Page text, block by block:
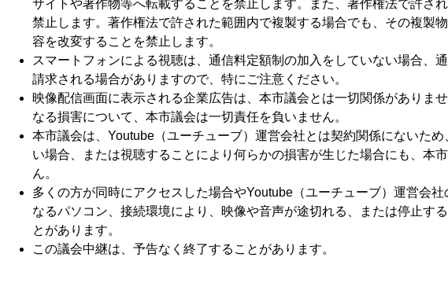
サイトや著作物等へ転載することを禁止します。また、著作権法で許さ
禁止します。著作権法で許された範囲内で複製する場合でも、その複製
容を改変することを禁止します。
スマートフォンによる視聴は、通信料定額制の加入をしていない場合、
請求される場合がありますので、特にご注意ください。
映像配信画面に表示される企業広告は、本市議会とは一切関係がありま
なる損害について、本市議会は一切責任を負いません。
本市議会は、Youtube（ユーチューブ）運営会社とは契約関係にないた
い場合、または視聴することにより何らかの損害が生じた場合にも、本
ん。
多くの方が同時にアクセスした場合やYoutube（ユーチューブ）運営会
なるパソコン、接続環境により、映像や音声が途切れる、または停止す
とがあります。
この議会中継は、予告なく終了することがあります。